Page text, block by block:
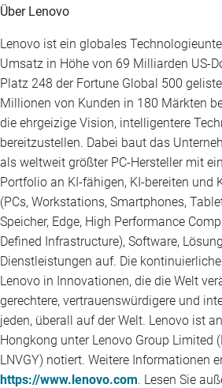
Über Lenovo
Lenovo ist ein globales
Umsatz in Höhe von 69 Milliarden US-
Platz 248 der Fortune Global 500
Millionen von Kunden in 180 Märkten
die ehrgeizige Vision, intelligentere
bereitzustellen. Dabei baut das
als weltweit größter PC-Hersteller mit
Portfolio an KI-fähigen, KI-bereiten und
(PCs, Workstations, Smartphones,
Speicher, Edge, High Performance
Defined Infrastructure), Software,
Dienstleistungen auf. Die
Lenovo in Innovationen, die die Welt
gerechtere, vertrauenswürdigere und
jeden, überall auf der Welt. Lenovo ist
Hongkong unter Lenovo Group Limited
LNVGY) notiert. Weitere Informationen
https://www.lenovo.com. Lesen Sie